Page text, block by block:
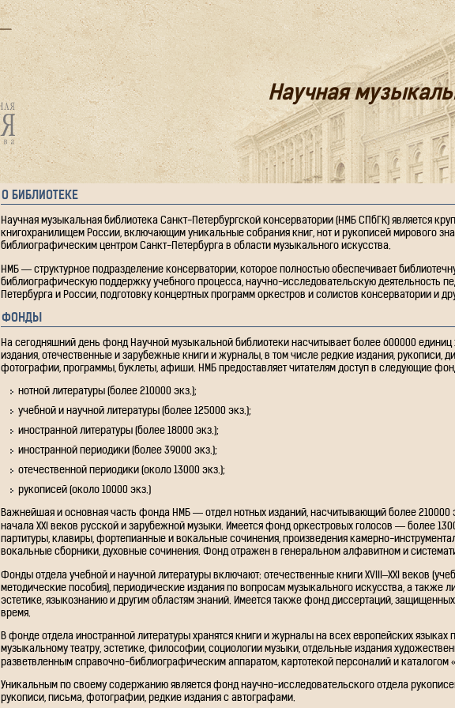
Научная
О БИБЛИОТЕКЕ
Научная музыкальная библиотека Санкт-Петербургской консерватории (НМБ СПбГК) является
книгохранилищем России, включающим уникальные собрания книг, нот и рукописей мирового
библиографическим центром Санкт-Петербурга в области музыкального искусства.
НМБ — структурное подразделение консерватории, которое полностью обеспечивает
библиографическую поддержку учебного процесса, научно-исследовательскую деятельность
Петербурга и России, подготовку концертных программ оркестров и солистов консерватории и
ФОНДЫ
На сегодняшний день фонд Научной музыкальной библиотеки насчитывает более 600000
издания, отечественные и зарубежные книги и журналы, в том числе редкие издания, рукописи,
фотографии, программы, буклеты, афиши. НМБ предоставляет читателям доступ в следующие
нотной литературы (более 210000 экз.);
учебной и научной литературы (более 125000 экз.);
иностранной литературы (более 18000 экз.);
иностранной периодики (более 39000 экз.);
отечественной периодики (около 13000 экз.);
рукописей (около 10000 экз.)
Важнейшая и основная часть фонда НМБ — отдел нотных изданий, насчитывающий более 210000
начала XXI веков русской и зарубежной музыки. Имеется фонд оркестровых голосов — более
партитуры, клавиры, фортепианные и вокальные сочинения, произведения камерно-
вокальные сборники, духовные сочинения. Фонд отражен в генеральном алфавитном и
Фонды отдела учебной и научной литературы включают: отечественные книги XVIII–XXI веков
методические пособия), периодические издания по вопросам музыкального искусства, а также
эстетике, языкознанию и другим областям знаний. Имеется также фонд диссертаций,
время.
В фонде отдела иностранной литературы хранятся книги и журналы на всех европейских языках
музыкальному театру, эстетике, философии, социологии музыки, отдельные издания
разветвленным справочно-библиографическим аппаратом, картотекой персоналий и каталогом
Уникальным по своему содержанию является фонд научно-исследовательского отдела
рукописи, письма, фотографии, редкие издания с автографами.